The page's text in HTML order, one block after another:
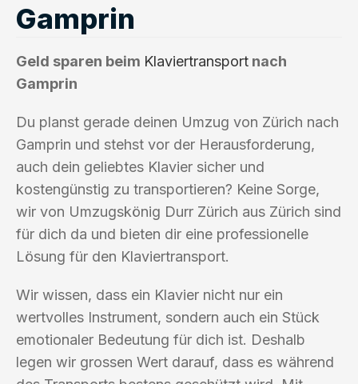
Gamprin
Geld sparen beim Klaviertransport nach
Gamprin
Du planst gerade deinen Umzug von Zürich nach
Gamprin und stehst vor der Herausforderung,
auch dein geliebtes Klavier sicher und
kostengünstig zu transportieren? Keine Sorge,
wir von Umzugskönig Durr Zürich aus Zürich sind
für dich da und bieten dir eine professionelle
Lösung für den Klaviertransport.
Wir wissen, dass ein Klavier nicht nur ein
wertvolles Instrument, sondern auch ein Stück
emotionaler Bedeutung für dich ist. Deshalb
legen wir grossen Wert darauf, dass es während